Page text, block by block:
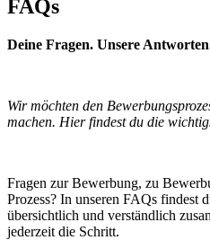
FAQs
Deine Fragen. Unsere
Wir möchten den
machen. Hier findest du die
Fragen zur Bewerbung, zu
Prozess? In unseren FAQs findest
übersichtlich und verständlich
jederzeit die Schritt.